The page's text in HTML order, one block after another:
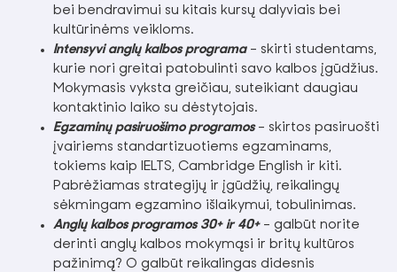
bei bendravimui su kitais kursų dalyviais bei
kultūrinėms veikloms.
Intensyvi anglų kalbos programa– skirti studentams,
kurie nori greitai patobulinti savo kalbos įgūdžius.
Mokymasis vyksta greičiau, suteikiant daugiau
kontaktinio laiko su dėstytojais.
Egzaminų pasiruošimo programos – skirtos pasiruošti
įvairiems standartizuotiems egzaminams,
tokiems kaip IELTS, Cambridge English ir kiti.
Pabrėžiamas strategijų ir įgūdžių, reikalingų
sėkmingam egzamino išlaikymui, tobulinimas.
Anglų kalbos programos 30+ ir 40+ – galbūt norite
derinti anglų kalbos mokymąsi ir britų kultūros
pažinimą? O galbūt reikalingas didesnis